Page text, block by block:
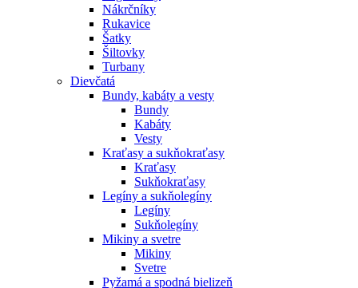
Nákrčníky
Rukavice
Šatky
Šiltovky
Turbany
Dievčatá
Bundy, kabáty a vesty
Bundy
Kabáty
Vesty
Kraťasy a sukňokraťasy
Kraťasy
Sukňokraťasy
Legíny a sukňolegíny
Legíny
Sukňolegíny
Mikiny a svetre
Mikiny
Svetre
Pyžamá a spodná bielizeň